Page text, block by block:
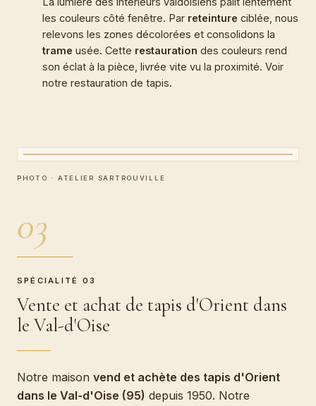
les couleurs côté fenêtre. Par reteinture ciblée, nous
relevons les zones décolorées et consolidons la
trame usée. Cette restauration des couleurs rend
son éclat à la pièce, livrée vite vu la proximité. Voir
notre restauration de tapis.
PHOTO · ATELIER SARTROUVILLE
03
SPÉCIALITÉ 03
Vente et achat de tapis d'Orient dans
le Val-d'Oise
Notre maison vend et achète des tapis d'Orient
dans le Val-d'Oise (95) depuis 1950. Notre